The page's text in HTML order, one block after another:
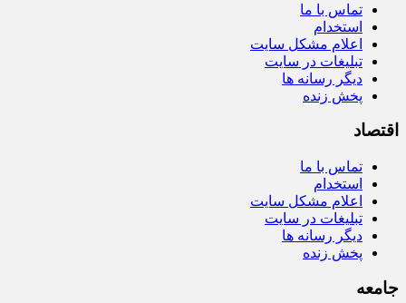
تماس با ما
استخدام
اعلام مشکل سایت
تبلیغات در سایت
دیگر رسانه ها
پخش زنده
اقتصاد
تماس با ما
استخدام
اعلام مشکل سایت
تبلیغات در سایت
دیگر رسانه ها
پخش زنده
جامعه